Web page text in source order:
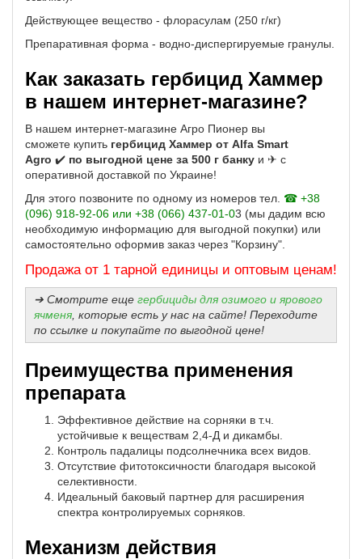
Действующее вещество - флорасулам (250 г/кг)
Препаративная форма - водно-диспергируемые гранулы.
Как заказать гербицид Хаммер
в нашем интернет-магазине?
В нашем интернет-магазине Агро Пионер вы
сможете купить гербицид Хаммер от Alfa Smart
Agro ✔️ по выгодной цене за 500 г банку и ✈ с
оперативной доставкой по Украине!
Для этого позвоните по одному из номеров тел. ☎ +38
(096) 918-92-06 или +38 (066) 437-01-03 (мы дадим всю
необходимую информацию для выгодной покупки) или
самостоятельно оформив заказ через "Корзину".
Продажа от 1 тарной единицы и оптовым ценам!
➔ Смотрите еще гербициды для озимого и ярового
ячменя , которые есть у нас на сайте! Переходите
по ссылке и покупайте по выгодной цене!
Преимущества применения
препарата
Эффективное действие на сорняки в т.ч.
устойчивые к веществам 2,4-Д и дикамбы.
Контроль падалицы подсолнечника всех видов.
Отсутствие фитотоксичности благодаря высокой
селективности.
Идеальный баковый партнер для расширения
спектра контролируемых сорняков.
Механизм действия